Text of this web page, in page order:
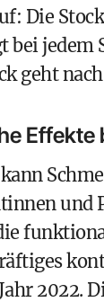
Die
bei jedem
geht
Effekte
und
2022.